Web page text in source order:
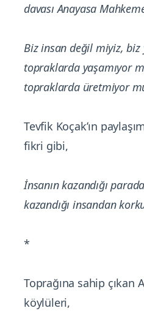
davası Anayasa
Biz insan değil miyiz,
topraklarda yaşamıyor
topraklarda üretmiyor
Tevfik Koçak’ın
fikri gibi,
İnsanın kazandığı
kazandığı insandan
*
Toprağına sahip çıkan
köylüleri,